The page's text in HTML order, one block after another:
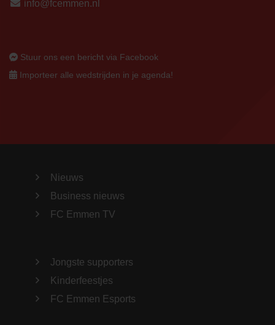
info@fcemmen.nl
Stuur ons een bericht via Facebook
Importeer alle wedstrijden in je agenda!
Nieuws
Business nieuws
FC Emmen TV
Jongste supporters
Kinderfeestjes
FC Emmen Esports